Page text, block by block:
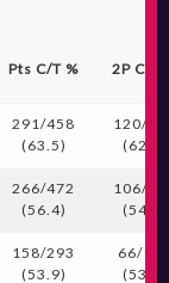
Pts C/T % 2P C/T
291/458
(63.5)
120/
(62.5)
266/472
(56.4)
106/
(54.4)
158/293
(53.9)
66/
(53.2)